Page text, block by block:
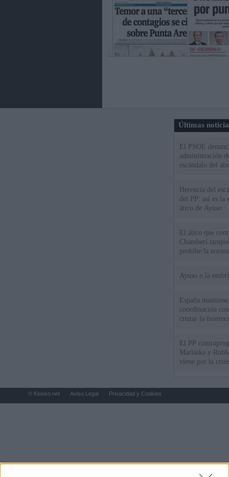
Últimas
El PSOE
administración
escándalo del
Herencia del
del PP: así es la
ático de Ayuso
El ático que
Chamberí
prohíbe la
Ayuso o la
España
coordinación
cruzar la
El PP
Marlaska y
viene por la
© Kiosko.net Aviso Legal Privacidad y Cookies